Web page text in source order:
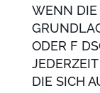
WENN DIE
ODER F
DIE SICH